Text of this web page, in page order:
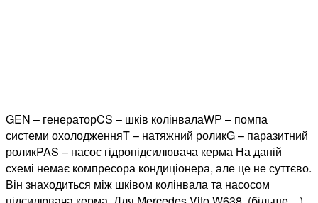
GEN – генераторCS – шків колінвалаWP – помпа
системи охолодженняT – натяжний роликG – паразитний
роликPAS – насос гідропідсилювача керма На даній
схемі немає компресора кондиціонера, але це не суттєво.
Він знаходиться між шківом колінвала та насосом